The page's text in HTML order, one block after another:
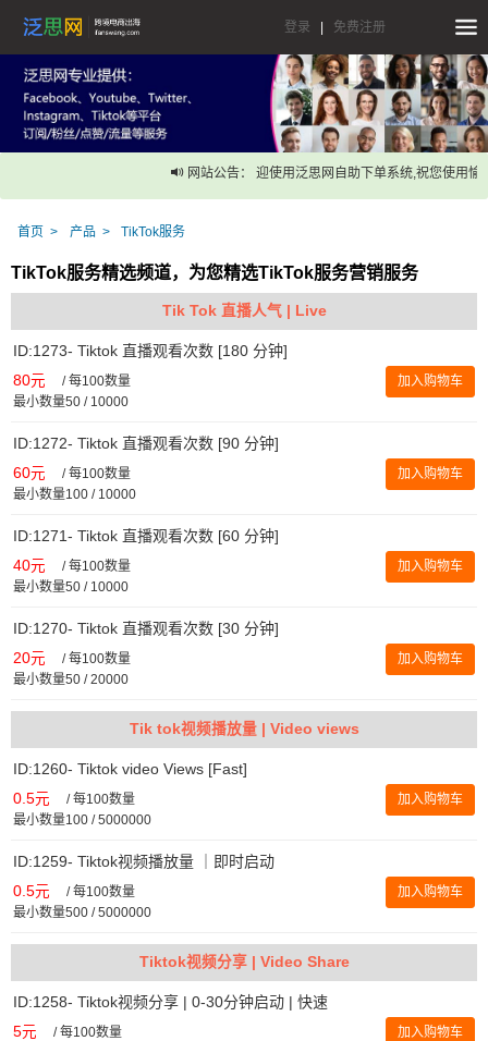
登录 免费注册
网站公告： 迎使用泛思网自助下单系统,祝您使用愉快
首页 产品 TikTok服务
TikTok服务精选频道，为您精选TikTok服务营销服务
Tik Tok 直播人气 | Live
ID:1273- Tiktok 直播观看次数 [180 分钟]
80元 /每100数量
最小数量50 / 10000
加入购物车
ID:1272- Tiktok 直播观看次数 [90 分钟]
60元 /每100数量
最小数量100 / 10000
加入购物车
ID:1271- Tiktok 直播观看次数 [60 分钟]
40元 /每100数量
最小数量50 / 10000
加入购物车
ID:1270- Tiktok 直播观看次数 [30 分钟]
20元 /每100数量
最小数量50 / 20000
加入购物车
Tik tok视频播放量 | Video views
ID:1260- Tiktok video Views [Fast]
0.5元 /每100数量
最小数量100 / 5000000
加入购物车
ID:1259- Tiktok视频播放量 ｜即时启动
0.5元 /每100数量
最小数量500 / 5000000
加入购物车
Tiktok视频分享 | Video Share
ID:1258- Tiktok视频分享 | 0-30分钟启动 | 快速
5元 /每100数量
加入购物车